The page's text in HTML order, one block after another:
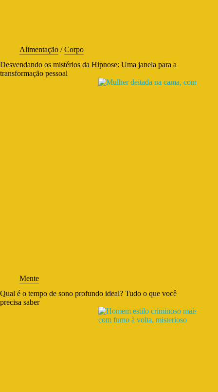
Alimentação /Corpo
Desvendando os mistérios da Hipnose: Uma janela para a
transformação pessoal
Mente
Qual é o tempo de sono profundo ideal? Tudo o que você
precisa saber